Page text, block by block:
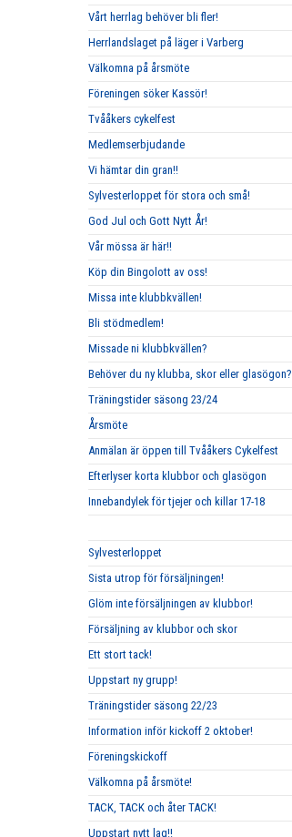
Vårt herrlag behöver bli fler!
Herrlandslaget på läger i Varberg
Välkomna på årsmöte
Föreningen söker Kassör!
Tvååkers cykelfest
Medlemserbjudande
Vi hämtar din gran!!
Sylvesterloppet för stora och små!
God Jul och Gott Nytt År!
Vår mössa är här!!
Köp din Bingolott av oss!
Missa inte klubbkvällen!
Bli stödmedlem!
Missade ni klubbkvällen?
Behöver du ny klubba, skor eller glasögon?
Träningstider säsong 23/24
Årsmöte
Anmälan är öppen till Tvååkers Cykelfest
Efterlyser korta klubbor och glasögon
Innebandylek för tjejer och killar 17-18
Sylvesterloppet
Sista utrop för försäljningen!
Glöm inte försäljningen av klubbor!
Försäljning av klubbor och skor
Ett stort tack!
Uppstart ny grupp!
Träningstider säsong 22/23
Information inför kickoff 2 oktober!
Föreningskickoff
Välkomna på årsmöte!
TACK, TACK och åter TACK!
Uppstart nytt lag!!